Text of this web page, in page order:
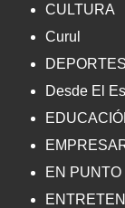
CULTURA
Curul
DEPORTES
Desde El
EN